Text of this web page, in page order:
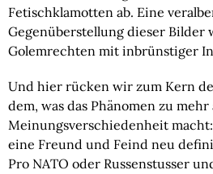
Fetischklamotten ab. Eine
Gegenüberstellung dieser Bilder
Golemrechten mit inbrünstiger
Und hier rücken wir zum Kern
dem, was das Phänomen zu
Meinungsverschiedenheit
eine Freund und Feind neu
Pro NATO oder Russenstusser